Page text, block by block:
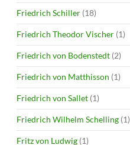
Friedrich Schiller (18)
Friedrich Theodor Vischer (1)
Friedrich von Bodenstedt (2)
Friedrich von Matthisson (1)
Friedrich von Sallet (1)
Friedrich Wilhelm Schelling (1)
Fritz von Ludwig (1)